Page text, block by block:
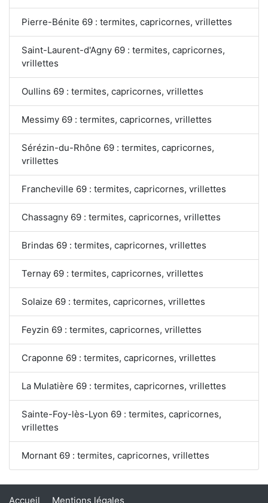
Pierre-Bénite 69 : termites, capricornes, vrillettes
Saint-Laurent-d'Agny 69 : termites, capricornes,
vrillettes
Oullins 69 : termites, capricornes, vrillettes
Messimy 69 : termites, capricornes, vrillettes
Sérézin-du-Rhône 69 : termites, capricornes,
vrillettes
Francheville 69 : termites, capricornes, vrillettes
Chassagny 69 : termites, capricornes, vrillettes
Brindas 69 : termites, capricornes, vrillettes
Ternay 69 : termites, capricornes, vrillettes
Solaize 69 : termites, capricornes, vrillettes
Feyzin 69 : termites, capricornes, vrillettes
Craponne 69 : termites, capricornes, vrillettes
La Mulatière 69 : termites, capricornes, vrillettes
Sainte-Foy-lès-Lyon 69 : termites, capricornes,
vrillettes
Mornant 69 : termites, capricornes, vrillettes
Accueil Mentions légales